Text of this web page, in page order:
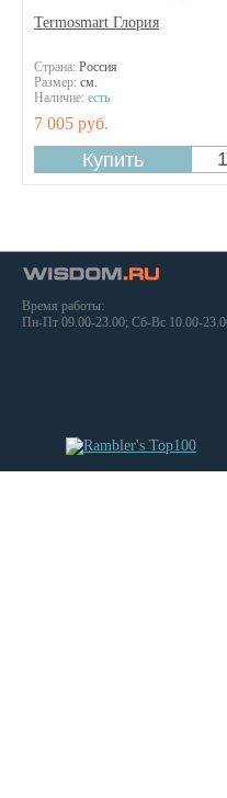
Termosmart Глория
Страна: Россия
Размер: см.
Наличие: есть
7 005 руб.
Время работы:
Пн-Пт 09.00-23.00; Сб-Вс 10.00-